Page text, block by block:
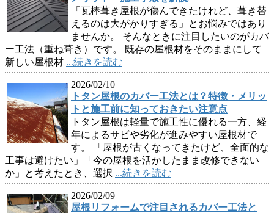
「瓦棒葺き屋根が傷んできたけれど、葺き替
えるのは大がかりすぎる」とお悩みではあり
ませんか。 そんなときに注目したいのがカバ
ー工法（重ね葺き）です。 既存の屋根材をそのままにして
新しい屋根材 ...続きを読む
2026/02/10
トタン屋根のカバー工法とは？特徴・メリッ
トと施工前に知っておきたい注意点
トタン屋根は軽量で施工性に優れる一方、経
年によるサビや劣化が進みやすい屋根材で
す。 「屋根が古くなってきたけど、全面的な
工事は避けたい」「今の屋根を活かしたまま改修できない
か」と考えたとき、選択 ...続きを読む
2026/02/09
屋根リフォームで注目されるカバー工法と